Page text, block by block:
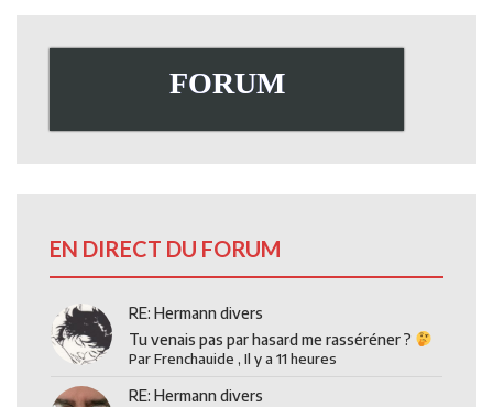
FORUM
EN DIRECT DU FORUM
RE: Hermann divers
Tu venais pas par hasard me rasséréner ?
ParFrenchauide ,Il y a 11 heures
RE: Hermann divers